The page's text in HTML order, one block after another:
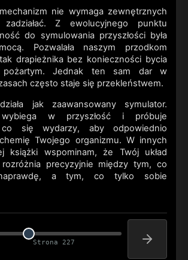
nie wymaga zewnętrznych
Z ewolucyjnego punktu
do symulowania przyszłości była
Pozwalała naszym przodkom
drapieżnika bez konieczności bycia
pożartym. Jednak ten sam dar w
często staje się przekleństwem.
jak zaawansowany symulator.
wybiega w przyszłość i próbuje
co się wydarzy, aby odpowiednio
Twojego organizmu. W innych
książki wspominam, że Twój układ
precyzyjnie między tym, co
a tym, co tylko sobie
Strona 227